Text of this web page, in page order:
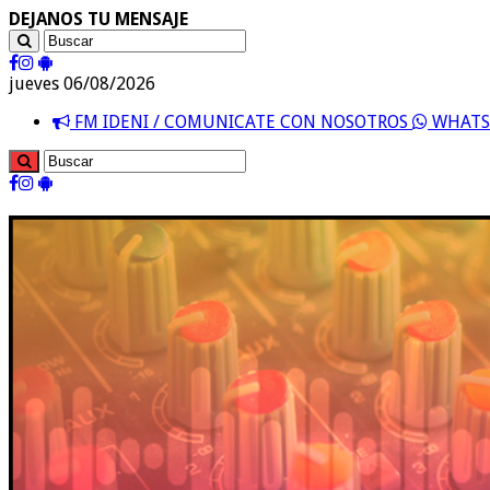
DEJANOS TU MENSAJE
jueves 06/08/2026
FM IDENI / COMUNICATE CON NOSOTROS